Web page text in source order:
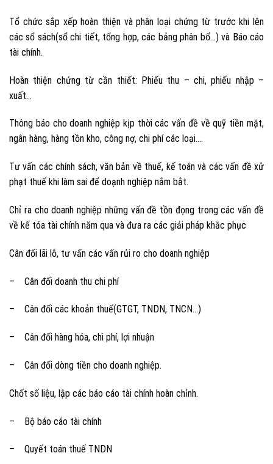
Tổ chức sắp xếp hoàn thiện và phân loại chứng từ trước khi lên
các sổ sách(sổ chi tiết, tổng hợp, các bảng phân bổ…) và Báo cáo
tài chính.
Hoàn thiện chứng từ cần thiết: Phiếu thu – chi, phiếu nhập –
xuất…
Thông báo cho doanh nghiệp kịp thời các vấn đề về quỹ tiền mặt,
ngân hàng, hàng tồn kho, công nợ, chi phí các loại….
Tư vấn các chính sách, văn bản về thuế, kế toán và các vấn đề xử
phạt thuế khi làm sai để doạnh nghiệp nắm bắt.
Chỉ ra cho doanh nghiệp những vấn đề tồn đọng trong các vấn đề
về kế tóa tài chính năm qua và đưa ra các giải pháp khắc phục
Cân đối lãi lỗ, tư vấn các vấn rủi ro cho doanh nghiệp
– Cân đối doanh thu chi phí
– Cân đối các khoản thuế(GTGT, TNDN, TNCN…)
– Cân đối hàng hóa, chi phí, lợi nhuận
– Cân đối dòng tiền cho doanh nghiệp.
Chốt số liệu, lập các báo cáo tài chính hoàn chỉnh.
– Bộ báo cáo tài chính
– Quyết toán thuế TNDN